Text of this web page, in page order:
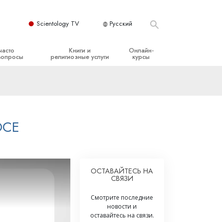
Scientology TV Русский
Книги и
религиозные услуги
Онлайн-
курсы
Помощь при болезнях и травмах
Целостность и честность
Шкала эмоциональных тонов
ОСТАВАЙТЕСЬ НА
СВЯЗИ
Смотрите последние
новости и
оставайтесь на связи.